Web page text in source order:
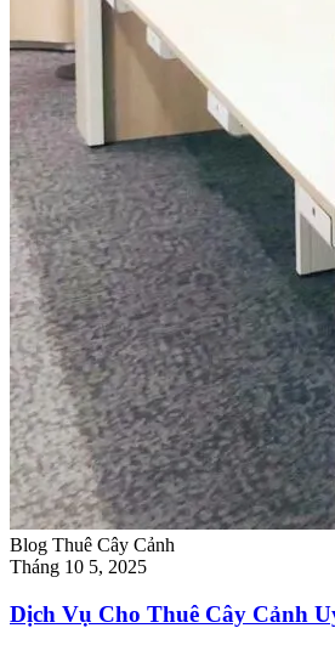
Blog Thuê Cây Cảnh
Tháng 10 5, 2025
Dịch Vụ Cho Thuê Cây Cảnh